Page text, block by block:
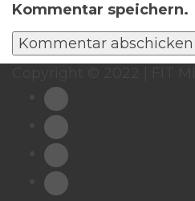
Kommentar speichern.